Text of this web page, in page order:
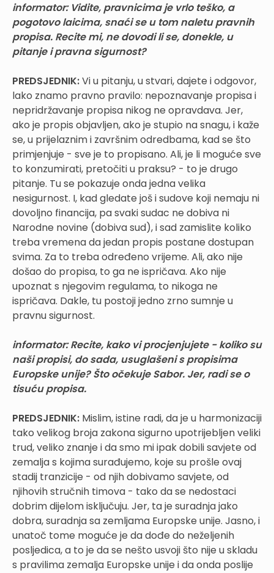
informator: Vidite, pravnicima je vrlo teško, a
pogotovo laicima, snaći se u tom naletu pravnih
propisa. Recite mi, ne dovodi li se, donekle, u
pitanje i pravna sigurnost?
PREDSJEDNIK:Vi u pitanju, u stvari, dajete i odgovor,
lako znamo pravno pravilo: nepoznavanje propisa i
nepridržavanje propisa nikog ne opravdava. Jer,
ako je propis objavljen, ako je stupio na snagu, i kaže
se, u prijelaznim i završnim odredbama, kad se što
primjenjuje - sve je to propisano. Ali, je li moguće sve
to konzumirati, pretočiti u praksu? - to je drugo
pitanje. Tu se pokazuje onda jedna velika
nesigurnost. I, kad gledate još i sudove koji nemaju ni
dovoljno financija, pa svaki sudac ne dobiva ni
Narodne novine (dobiva sud), i sad zamislite koliko
treba vremena da jedan propis postane dostupan
svima. Za to treba određeno vrijeme. Ali, ako nije
došao do propisa, to ga ne ispričava. Ako nije
upoznat s njegovim regulama, to nikoga ne
ispričava. Dakle, tu postoji jedno zrno sumnje u
pravnu sigurnost.
informator:Recite, kako vi procjenjujete - koliko su
naši propisi, do sada, usuglašeni s propisima
Europske unije? Što očekuje Sabor. Jer, radi se o
tisuću propisa.
PREDSJEDNIK: Mislim, istine radi, da je u harmonizaciji
tako velikog broja zakona sigurno upotrijebljen veliki
trud, veliko znanje i da smo mi ipak dobili savjete od
zemalja s kojima surađujemo, koje su prošle ovaj
stadij tranzicije - od njih dobivamo savjete, od
njihovih stručnih timova - tako da se nedostaci
dobrim dijelom isključuju. Jer, ta je suradnja jako
dobra, suradnja sa zemljama Europske unije. Jasno, i
unatoč tome moguće je da dođe do neželjenih
posljedica, a to je da se nešto usvoji što nije u skladu
s pravilima zemalja Europske unije i da onda poslije